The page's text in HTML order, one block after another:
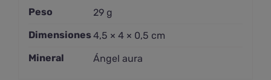
Peso
29 g
Dimensiones4,5 × 4 × 0,5 cm
Mineral
Ángel aura